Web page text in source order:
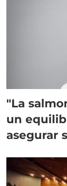
"La
un
asegurar